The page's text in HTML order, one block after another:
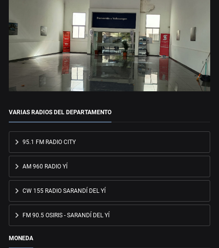
VARIAS RADIOS DEL DEPARTAMENTO
95.1 FM RADIO CITY
AM 960 RADIO YÍ
CW 155 RADIO SARANDÍ DEL YÍ
FM 90.5 OSIRIS - SARANDÍ DEL YÍ
MONEDA